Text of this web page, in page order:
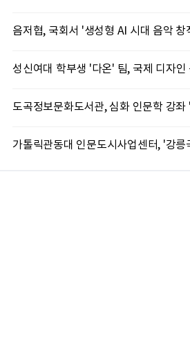
도곡정보문화도서관, 심화 인문학 강